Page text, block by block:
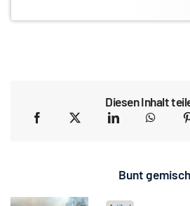
Diesen Inhalt
Bunt